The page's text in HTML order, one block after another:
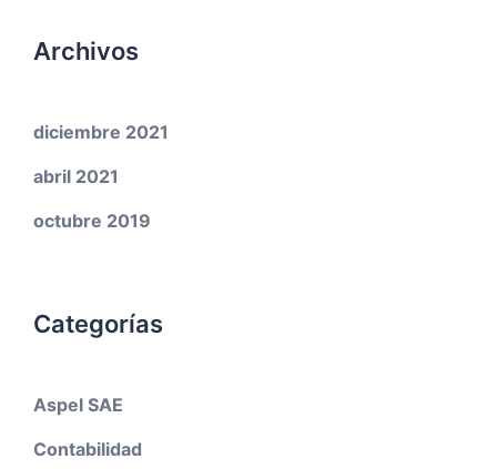
Archivos
diciembre 2021
abril 2021
octubre 2019
Categorías
Aspel SAE
Contabilidad